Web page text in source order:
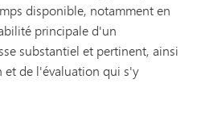
disponible, notamment en
principale d'un
substantiel et pertinent, ainsi
et de l'évaluation qui s'y